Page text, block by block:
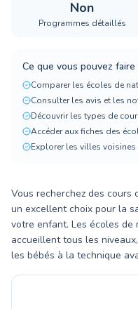
Non
Programmes détaillés
Ce que vous pouvez
Comparer les écoles de
Consulter les avis et les
Découvrir les types de
Accéder aux fiches des
Explorer les villes voisines
Vous recherchez des cours
un excellent choix pour la
votre enfant. Les écoles de
accueillent tous les
les bébés à la technique